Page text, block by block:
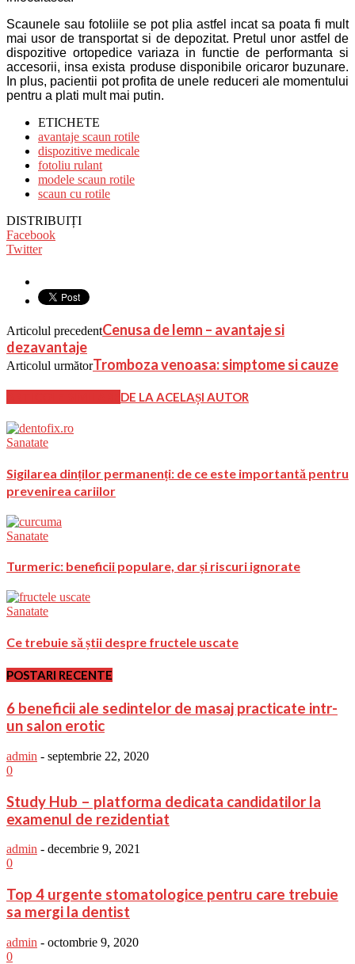
Scaunele sau fotoliile se pot plia astfel incat sa poata fi mult
mai usor de transportat si de depozitat. Pretul unor astfel de
dispozitive ortopedice variaza in functie de performanta si
accesorii, insa exista produse disponibile oricaror buzunare.
In plus, pacientii pot profita de unele reduceri ale momentului
pentru a plati mult mai putin.
ETICHETE
avantaje scaun rotile
dispozitive medicale
fotoliu rulant
modele scaun rotile
scaun cu rotile
DISTRIBUIȚI
Facebook
Twitter
Articolul precedentCenusa de lemn – avantaje si
dezavantaje
Articolul următorTromboza venoasa: simptome si cauze
DE LA ACELAȘI AUTOR
Sanatate
Sigilarea dinților permanenți: de ce este importantă pentru
prevenirea cariilor
Sanatate
Turmeric: beneficii populare, dar și riscuri ignorate
Sanatate
Ce trebuie să știi despre fructele uscate
POSTARI RECENTE
6 beneficii ale sedintelor de masaj practicate intr-
un salon erotic
admin - septembrie 22, 2020
0
Study Hub – platforma dedicata candidatilor la
examenul de rezidentiat
admin - decembrie 9, 2021
0
Top 4 urgente stomatologice pentru care trebuie
sa mergi la dentist
admin - octombrie 9, 2020
0